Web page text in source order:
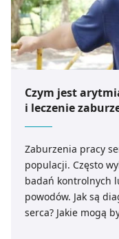
Czym jest
i leczenie
Zaburzenia pracy
populacji. Często
badań kontrolnych
powodów. Jak są
serca? Jakie mogą